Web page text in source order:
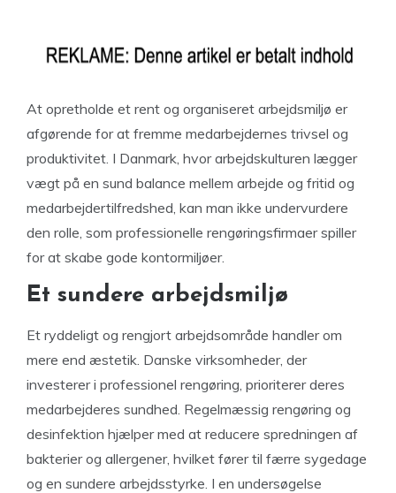
At opretholde et rent og organiseret arbejdsmiljø er
afgørende for at fremme medarbejdernes trivsel og
produktivitet. I Danmark, hvor arbejdskulturen lægger
vægt på en sund balance mellem arbejde og fritid og
medarbejdertilfredshed, kan man ikke undervurdere
den rolle, som professionelle rengøringsfirmaer spiller
for at skabe gode kontormiljøer.
Et sundere arbejdsmiljø
Et ryddeligt og rengjort arbejdsområde handler om
mere end æstetik. Danske virksomheder, der
investerer i professionel rengøring, prioriterer deres
medarbejderes sundhed. Regelmæssig rengøring og
desinfektion hjælper med at reducere spredningen af
bakterier og allergener, hvilket fører til færre sygedage
og en sundere arbejdsstyrke. I en undersøgelse